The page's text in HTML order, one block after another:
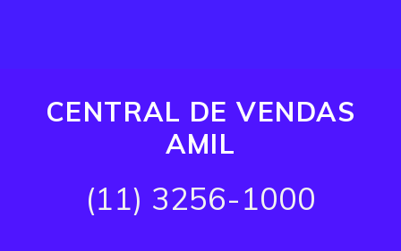
CENTRAL DE VENDAS
AMIL
(11) 3256-1000